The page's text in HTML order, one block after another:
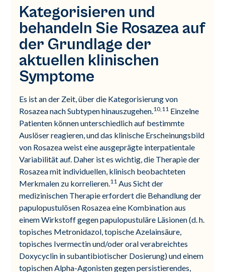
Kategorisieren und
behandeln Sie Rosazea auf
der Grundlage der
aktuellen klinischen
Symptome
Es ist an der Zeit, über die Kategorisierung von
Rosazea nach Subtypen hinauszugehen.10,11 Einzelne
Patienten können unterschiedlich auf bestimmte
Auslöser reagieren, und das klinische Erscheinungsbild
von Rosazea weist eine ausgeprägte interpatientale
Variabilität auf. Daher ist es wichtig, die Therapie der
Rosazea mit individuellen, klinisch beobachteten
Merkmalen zu korrelieren.11 Aus Sicht der
medizinischen Therapie erfordert die Behandlung der
papulopustulösen Rosazea eine Kombination aus
einem Wirkstoff gegen papulopustuläre Läsionen (d. h.
topisches Metronidazol, topische Azelainsäure,
topisches Ivermectin und/oder oral verabreichtes
Doxycyclin in subantibiotischer Dosierung) und einem
topischen Alpha-Agonisten gegen persistierendes,